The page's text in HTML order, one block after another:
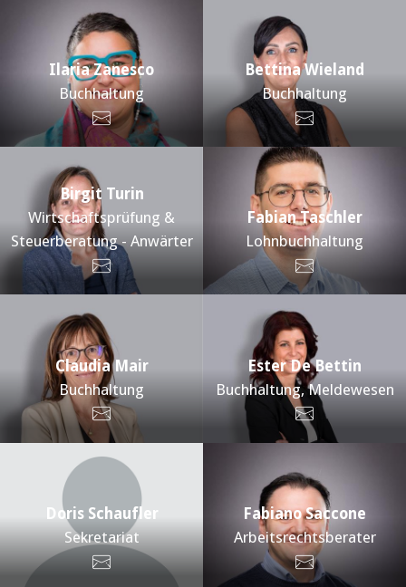
Ilaria Zanesco
Buchhaltung
Bettina Wieland
Buchhaltung
Birgit Turin
Wirtschaftsprüfung &
Steuerberatung - Anwärter
Fabian Taschler
Lohnbuchhaltung
Claudia Mair
Buchhaltung
Ester De Bettin
Buchhaltung, Meldewesen
Doris Schaufler
Sekretariat
Fabiano Saccone
Arbeitsrechtsberater